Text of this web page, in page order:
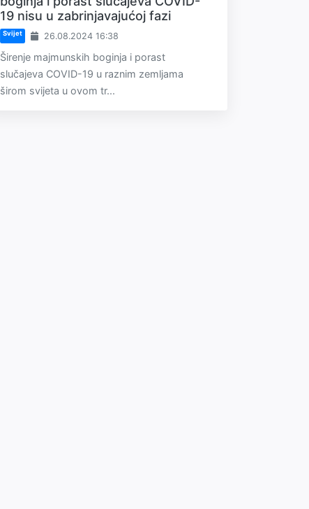
19 nisu u zabrinjavajućoj fazi
Svijet 26.08.2024 16:38
Širenje majmunskih boginja i porast
slučajeva COVID-19 u raznim zemljama
širom svijeta u ovom tr...